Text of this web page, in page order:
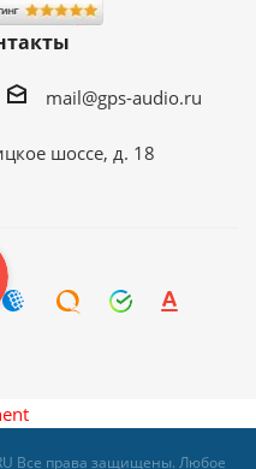
mail@gps-audio.ru
шоссе, д. 18
Все права защищены. Любое